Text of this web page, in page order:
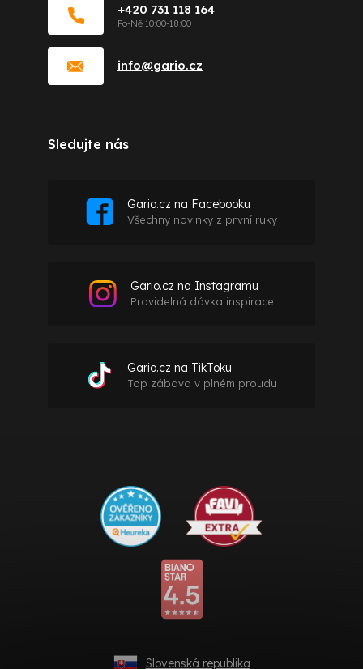
info@gario.cz
+420 731 118 164
Sledujte nás
Gario.cz na Facebooku
Všechny novinky z první ruky
Gario.cz na Instagramu
Pravidelná dávka inspirace
Gario.cz na TikToku
Top zábava v plném proudu
Slovenská republika